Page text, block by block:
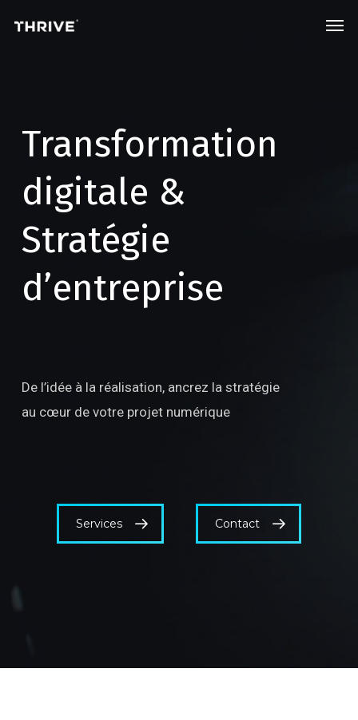
Transformation
digitale &
Stratégie
d’entreprise
De l’idée à la réalisation, ancrez la stratégie
au cœur de votre projet numérique
Services Contact